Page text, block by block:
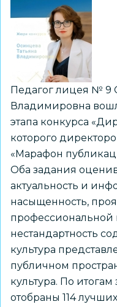
ЕГЭ
Педагог лицея № 9
Владимировна
этапа конкурса
которого
«Марафон
Оба задания
актуальность и
насыщенность,
нестандартность
культура
публичном
культура. По итогам
отобраны 114